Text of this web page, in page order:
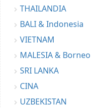
THAILANDIA
BALI & Indonesia
VIETNAM
MALESIA & Borneo
SRI LANKA
CINA
UZBEKISTAN